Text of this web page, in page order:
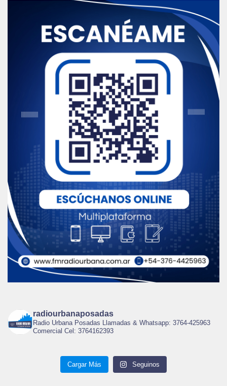
radiourbanaposadas
Radio Urbana Posadas Llamadas & Whatsapp: 3764-425963
Comercial Cel: 3764162393
Cargar Más Seguinos